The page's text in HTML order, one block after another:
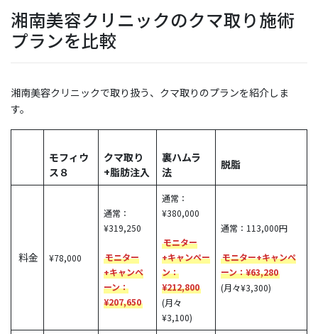
湘南美容クリニックのクマ取り施術
プランを比較
湘南美容クリニックで取り扱う、クマ取りのプランを紹介しま
す。
モフィウ
ス８
クマ取り
+脂肪注入
裏ハムラ
法
脱脂
料金 ¥78,000
通常：
¥319,250
モニター
+キャンペ
ーン：
¥207,650
通常：
¥380,000
モニター
+キャンペー
ン：
¥212,800
(月々
¥3,100)
通常：113,000円
モニター+キャンペ
ーン：¥63,280
(月々¥3,300)